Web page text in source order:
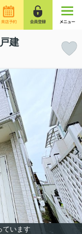
来店予約 会員登録 メニュー
建
ています